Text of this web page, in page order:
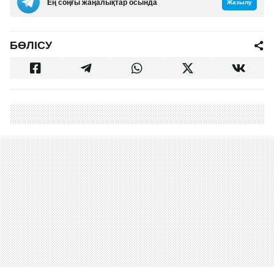
Ең соңғы жаңалықтар осында Жазылу
БӨЛІСУ